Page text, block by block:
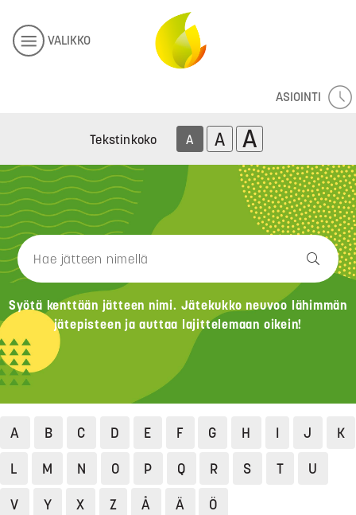
VALIKKO
ASIOINTI
Tekstinkoko A A A
Syötä kenttään jätteen nimi. Jätekukko neuvoo lähimmän
jätepisteen ja auttaa lajittelemaan oikein!
A B C D E F G H I J
K
L
M N O P Q R S T
U
V
Y X Z Å Ä Ö